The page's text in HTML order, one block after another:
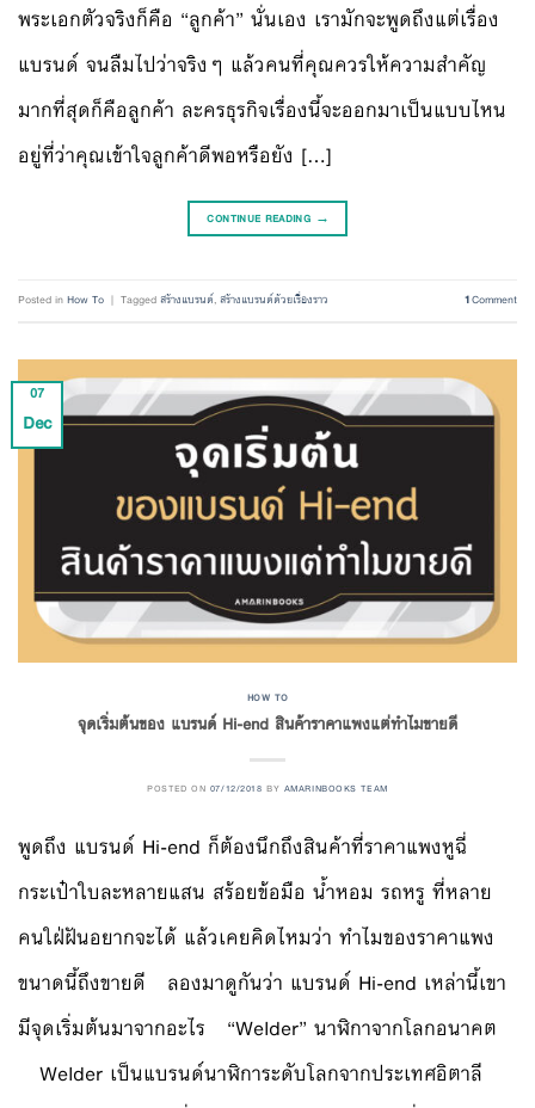
พระเอกตัวจริงก็คือ “ลูกค้า” นั่นเอง เรามักจะพูดถึงแต่เรื่อง
แบรนด์ จนลืมไปว่าจริงๆ แล้วคนที่คุณควรให้ความสำคัญ
มากที่สุดก็คือลูกค้า ละครธุรกิจเรื่องนี้จะออกมาเป็นแบบไหน
อยู่ที่ว่าคุณเข้าใจลูกค้าดีพอหรือยัง […]
CONTINUE READING →
Posted inHow To | Taggedสร้างแบรนด์,สร้างแบรนด์ด้วยเรื่องราว 1Comment
07
Dec
HOW TO
จุดเริ่มต้นของ แบรนด์ Hi-end สินค้าราคาแพงแต่ทำไมขายดี
POSTED ON 07/12/2018 BY AMARINBOOKS TEAM
พูดถึง แบรนด์ Hi-end ก็ต้องนึกถึงสินค้าที่ราคาแพงหูฉี่
กระเป๋าใบละหลายแสน สร้อยข้อมือ น้ำหอม รถหรู ที่หลาย
คนใฝ่ฝันอยากจะได้ แล้วเคยคิดไหมว่า ทำไมของราคาแพง
ขนาดนี้ถึงขายดี ลองมาดูกันว่า แบรนด์ Hi-end เหล่านี้เขา
มีจุดเริ่มต้นมาจากอะไร “Welder” นาฬิกาจากโลกอนาคต
Welder เป็นแบรนด์นาฬิการะดับโลกจากประเทศอิตาลี